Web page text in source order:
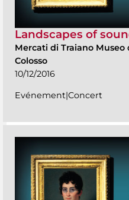
Landscapes of
Mercati di Traiano
Colosso
10/12/2016
Evénement|Concert